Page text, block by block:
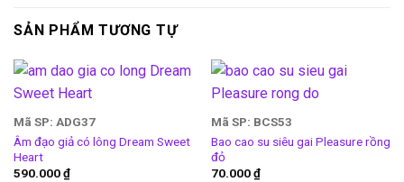
SẢN PHẨM TƯƠNG TỰ
Mã SP: ADG37
Âm đạo giả có lông Dream Sweet
Heart
590.000₫
Mã SP: BCS53
Bao cao su siêu gai Pleasure rồng
đỏ
70.000₫